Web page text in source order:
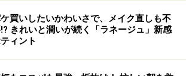
もシャントリも！ コラージワ
ワンシャンプー
買いしたいかわいさで、メイク直しも不
きれいと潤いが続く「ラネージュ」新感
ィント